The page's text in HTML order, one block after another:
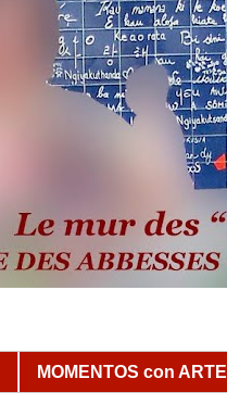
MOMENTOS con ARTE